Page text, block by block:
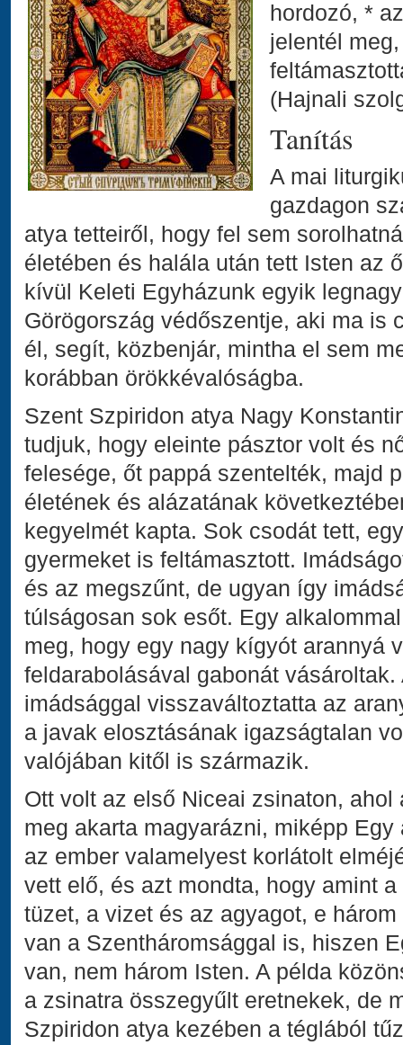
hordozó, *
jelentél
(Hajnali
Tanítás
A mai
gazdagon
atya tetteiről, hogy fel sem
életében és halála után tett Isten az
kívül Keleti Egyházunk egyik
Görögország védőszentje, aki ma is
él, segít, közbenjár, mintha el sem
korábban örökkévalóságba.
Szent Szpiridon atya Nagy
tudjuk, hogy eleinte pásztor volt és
felesége, őt pappá szentelték, majd
életének és alázatának
kegyelmét kapta. Sok csodát tett,
gyermeket is feltámasztott.
és az megszűnt, de ugyan így
túlságosan sok esőt. Egy
meg, hogy egy nagy kígyót arannyá
feldarabolásával gabonát
imádsággal visszaváltoztatta az
a javak elosztásának igazságtalan
valójában kitől is származik.
Ott volt az első Niceai zsinaton,
meg akarta magyarázni, miképp
az ember valamelyest korlátolt
vett elő, és azt mondta, hogy amint
tüzet, a vizet és az agyagot, e
van a Szentháromsággal is, hiszen
van, nem három Isten. A példa
a zsinatra összegyűlt eretnekek, de
Szpiridon atya kezében a téglából